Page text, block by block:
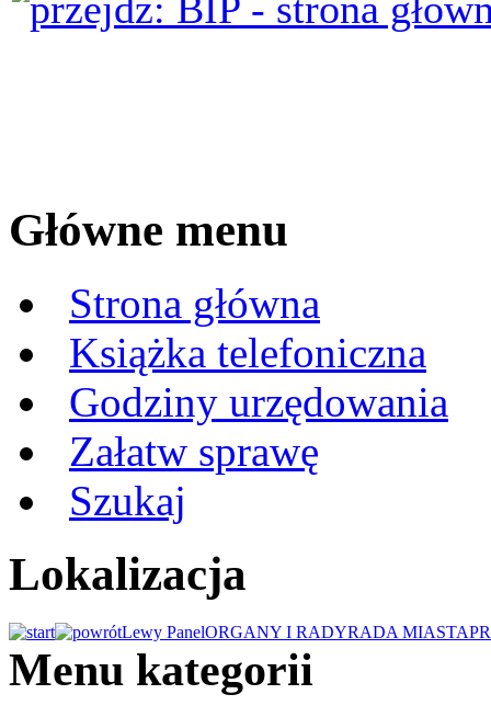
Główne menu
Strona główna
Książka telefoniczna
Godziny urzędowania
Załatw sprawę
Szukaj
Lokalizacja
Lewy PanelORGANY I RADYRADA MIASTA
Menu kategorii